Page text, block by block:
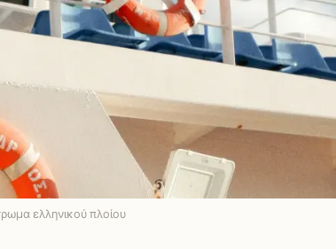
ελληνικού πλοίου